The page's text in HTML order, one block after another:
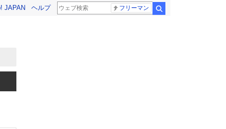
JAPAN ヘルプ フリーマン